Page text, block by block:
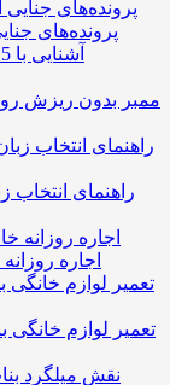
پرونده‌های
ممبر بدون ریزش
راهنمای انتخاب
اجاره